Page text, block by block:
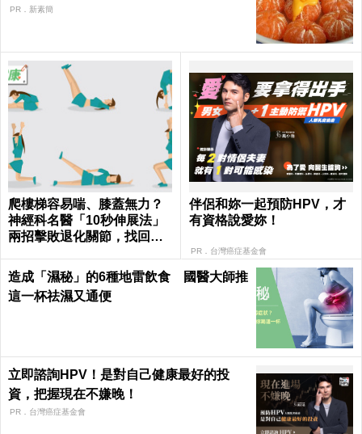
PR．新素簡
爬樓梯容易喘、膝蓋無力？
神經科名醫「10秒伸展法」
兩招擊敗退化關節，找回年
alth
伴侶和妳一起預防HPV，才
有資格說愛妳！
PR．台灣癌症基金會
造成「濕秘」的6種地雷飲食 國醫大師推
這一杯祛濕又通便
立即諮詢HPV！是對自己健康最好的投
資，把握現在不嫌晚！
PR．台灣癌症基金會